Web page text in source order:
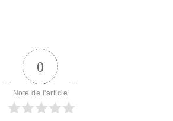
0
Note de l'article